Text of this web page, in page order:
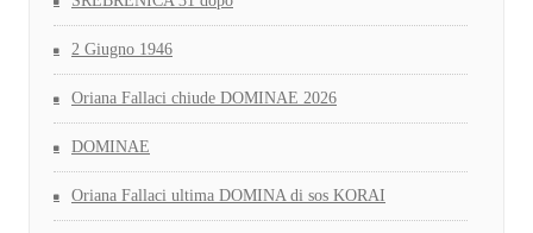
2 Giugno 1946
Oriana Fallaci chiude DOMINAE 2026
DOMINAE
Oriana Fallaci ultima DOMINA di sos KORAI